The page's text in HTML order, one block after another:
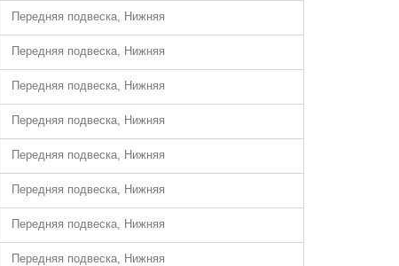
Передняя подвеска, Нижняя
Передняя подвеска, Нижняя
Передняя подвеска, Нижняя
Передняя подвеска, Нижняя
Передняя подвеска, Нижняя
Передняя подвеска, Нижняя
Передняя подвеска, Нижняя
Передняя подвеска, Нижняя